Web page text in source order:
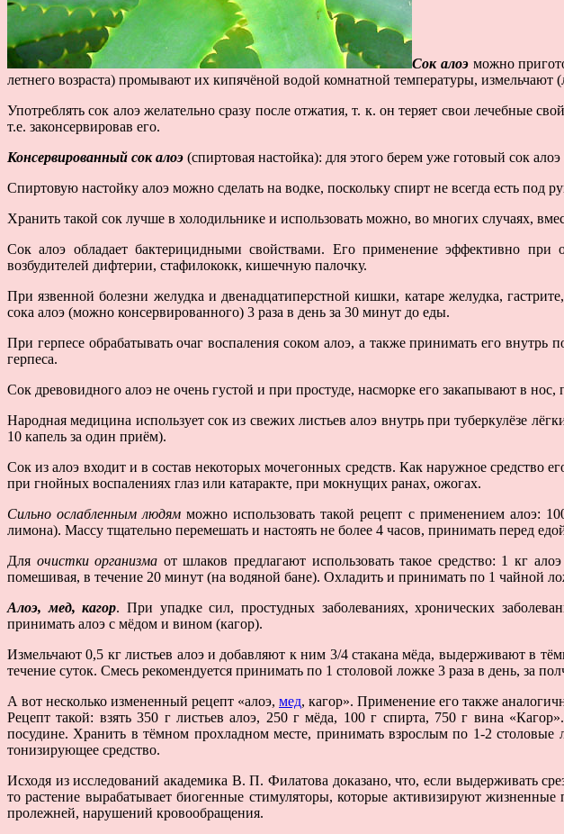
Сок алоэможно
летнего возраста) промывают их кипячёной водой комнатной температуры,
Употреблять сок алоэ желательно сразу после отжатия, т. к. он теряет свои лечебные
т.е. законсервировав его.
Консервированный сок алоэ (спиртовая настойка): для этого берем уже готовый сок
Спиртовую настойку алоэ можно сделать на водке, поскольку спирт не всегда есть под
Хранить такой сок лучше в холодильнике и использовать можно, во многих случаях,
Сок алоэ обладает бактерицидными свойствами. Его применение эффективно при
возбудителей дифтерии, стафилококк, кишечную палочку.
При язвенной болезни желудка и двенадцатиперстной кишки, катаре желудка,
сока алоэ (можно консервированного) 3 раза в день за 30 минут до еды.
При герпесе обрабатывать очаг воспаления соком алоэ, а также принимать его
герпеса.
Сок древовидного алоэ не очень густой и при простуде, насморке его закапывают в
Народная медицина использует сок из свежих листьев алоэ внутрь при туберкулёзе
10 капель за один приём).
Сок из алоэ входит и в состав некоторых мочегонных средств. Как наружное средство
при гнойных воспалениях глаз или катаракте, при мокнущих ранах, ожогах.
Сильно ослабленным людям можно использовать такой рецепт с применением алоэ:
лимона). Массу тщательно перемешать и настоять не более 4 часов, принимать перед
Для очистки организма от шлаков предлагают использовать такое средство: 1 кг
помешивая, в течение 20 минут (на водяной бане). Охладить и принимать по 1 чайной
Алоэ, мед, кагор. При упадке сил, простудных заболеваниях, хронических
принимать алоэ с мёдом и вином (кагор).
Измельчают 0,5 кг листьев алоэ и добавляют к ним 3/4 стакана мёда, выдерживают в
течение суток. Смесь рекомендуется принимать по 1 столовой ложке 3 раза в день, за
А вот несколько измененный рецепт «алоэ, мед, кагор». Применение его также
Рецепт такой: взять 350 г листьев алоэ, 250 г мёда, 100 г спирта, 750 г вина
посудине. Хранить в тёмном прохладном месте, принимать взрослым по 1-2
тонизирующее средство.
Исходя из исследований академика В. П. Филатова доказано, что, если выдерживать
то растение вырабатывает биогенные стимуляторы, которые активизируют
пролежней, нарушений кровообращения.